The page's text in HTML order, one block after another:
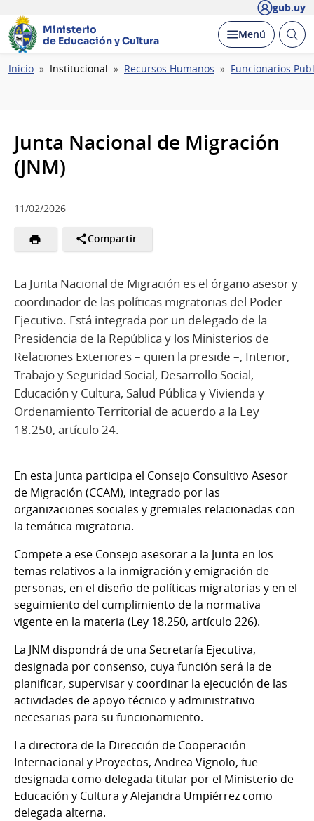
gub.uy
Ministerio
de Educación y Cultura
Desplegar
Menú Abrir
Ruta
Inicio Institucional Recursos Humanos Funcionarios
Junta Nacional de Migración
(JNM)
11/02/2026
Compartir
La Junta Nacional de Migración es el órgano asesor y
coordinador de las políticas migratorias del Poder
Ejecutivo. Está integrada por un delegado de la
Presidencia de la República y los Ministerios de
Relaciones Exteriores – quien la preside –, Interior,
Trabajo y Seguridad Social, Desarrollo Social,
Educación y Cultura, Salud Pública y Vivienda y
Ordenamiento Territorial de acuerdo a la Ley
18.250, artículo 24.
En esta Junta participa el Consejo Consultivo Asesor
de Migración (CCAM), integrado por las
organizaciones sociales y gremiales relacionadas con
la temática migratoria.
Compete a ese Consejo asesorar a la Junta en los
temas relativos a la inmigración y emigración de
personas, en el diseño de políticas migratorias y en el
seguimiento del cumplimiento de la normativa
vigente en la materia (Ley 18.250, artículo 226).
La JNM dispondrá de una Secretaría Ejecutiva,
designada por consenso, cuya función será la de
planificar, supervisar y coordinar la ejecución de las
actividades de apoyo técnico y administrativo
necesarias para su funcionamiento.
La directora de la Dirección de Cooperación
Internacional y Proyectos, Andrea Vignolo, fue
designada como delegada titular por el Ministerio de
Educación y Cultura y Alejandra Umpiérrez como
delegada alterna.